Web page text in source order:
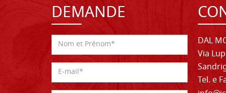
DEMANDE
DAL
Via
Tel. e